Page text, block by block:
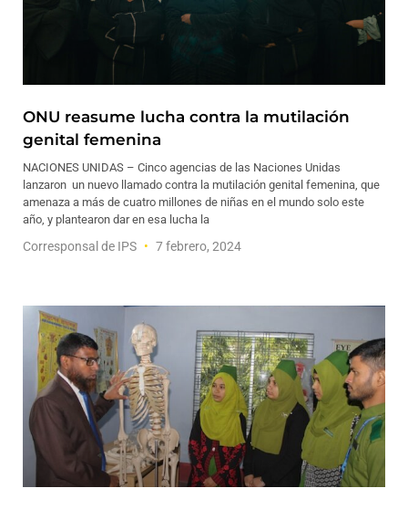
ONU reasume lucha contra la mutilación
genital femenina
NACIONES UNIDAS – Cinco agencias de las Naciones Unidas
lanzaron un nuevo llamado contra la mutilación genital femenina, que
amenaza a más de cuatro millones de niñas en el mundo solo este
año, y plantearon dar en esa lucha la
Corresponsal de IPS 7 febrero, 2024